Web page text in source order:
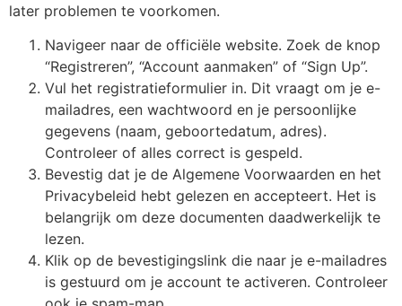
later problemen te voorkomen.
Navigeer naar de officiële website. Zoek de knop
“Registreren”, “Account aanmaken” of “Sign Up”.
Vul het registratieformulier in. Dit vraagt om je e-
mailadres, een wachtwoord en je persoonlijke
gegevens (naam, geboortedatum, adres).
Controleer of alles correct is gespeld.
Bevestig dat je de Algemene Voorwaarden en het
Privacybeleid hebt gelezen en accepteert. Het is
belangrijk om deze documenten daadwerkelijk te
lezen.
Klik op de bevestigingslink die naar je e-mailadres
is gestuurd om je account te activeren. Controleer